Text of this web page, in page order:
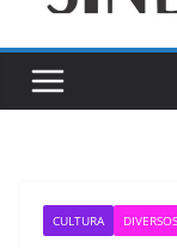
CULTURA DIVERSOS